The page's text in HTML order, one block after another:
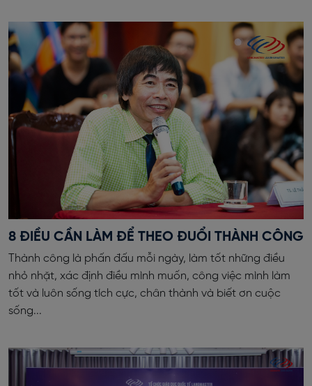
8 ĐIỀU CẦN LÀM ĐỂ THEO ĐUỔI THÀNH CÔNG
Thành công là phấn đấu mỗi ngày, làm tốt những điều
nhỏ nhặt, xác định điều mình muốn, công việc mình làm
tốt và luôn sống tích cực, chân thành và biết ơn cuộc
sống...